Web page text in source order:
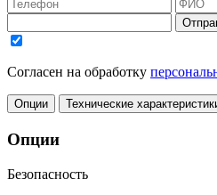
Согласен на обработку
Опции Технические
Опции
Безопасность